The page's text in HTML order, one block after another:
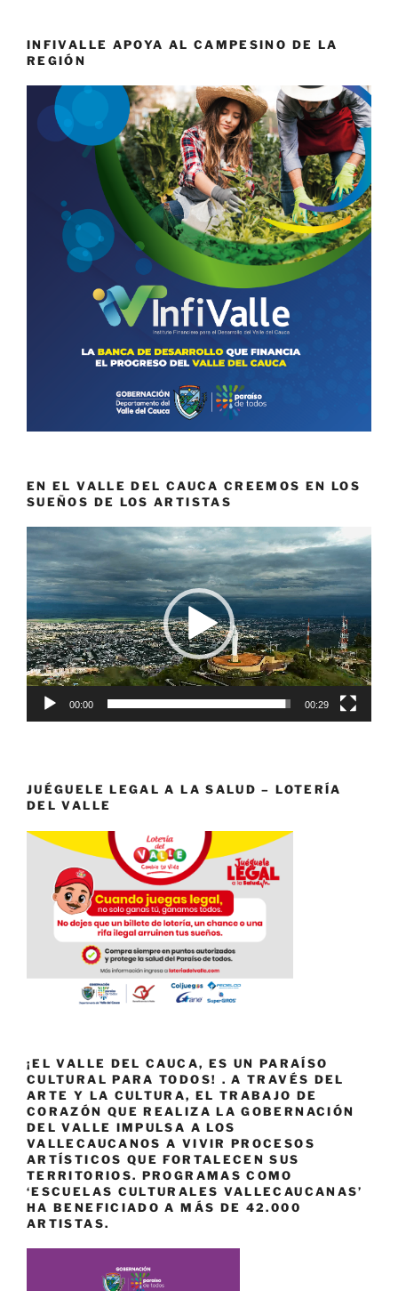
INFIVALLE APOYA AL CAMPESINO DE LA
REGIÓN
EN EL VALLE DEL CAUCA CREEMOS EN LOS
SUEÑOS DE LOS ARTISTAS
Reproductor
de
vídeo
00:00 00:29
JUÉGUELE LEGAL A LA SALUD – LOTERÍA
DEL VALLE
¡EL VALLE DEL CAUCA, ES UN PARAÍSO
CULTURAL PARA TODOS! . A TRAVÉS DEL
ARTE Y LA CULTURA, EL TRABAJO DE
CORAZÓN QUE REALIZA LA GOBERNACIÓN
DEL VALLE IMPULSA A LOS
VALLECAUCANOS A VIVIR PROCESOS
ARTÍSTICOS QUE FORTALECEN SUS
TERRITORIOS. PROGRAMAS COMO
‘ESCUELAS CULTURALES VALLECAUCANAS’
HA BENEFICIADO A MÁS DE 42.000
ARTISTAS.